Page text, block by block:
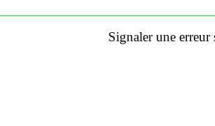
Signaler une erreur